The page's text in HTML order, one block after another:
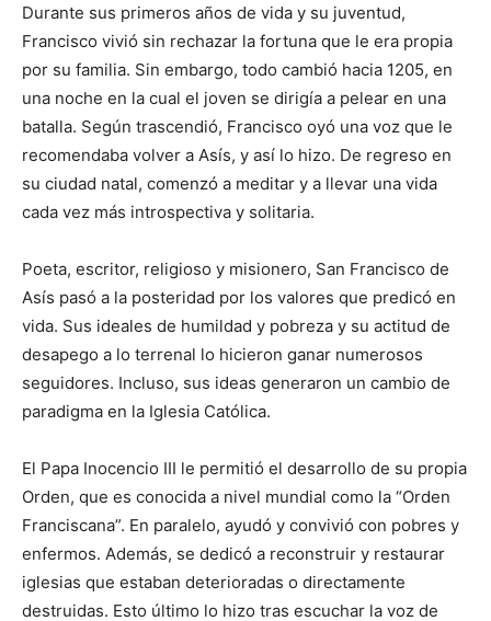
Durante sus primeros años de vida y su juventud,
Francisco vivió sin rechazar la fortuna que le era propia
por su familia. Sin embargo, todo cambió hacia 1205, en
una noche en la cual el joven se dirigía a pelear en una
batalla. Según trascendió, Francisco oyó una voz que le
recomendaba volver a Asís, y así lo hizo. De regreso en
su ciudad natal, comenzó a meditar y a llevar una vida
cada vez más introspectiva y solitaria.
Poeta, escritor, religioso y misionero, San Francisco de
Asís pasó a la posteridad por los valores que predicó en
vida. Sus ideales de humildad y pobreza y su actitud de
desapego a lo terrenal lo hicieron ganar numerosos
seguidores. Incluso, sus ideas generaron un cambio de
paradigma en la Iglesia Católica.
El Papa Inocencio III le permitió el desarrollo de su propia
Orden, que es conocida a nivel mundial como la “Orden
Franciscana”. En paralelo, ayudó y convivió con pobres y
enfermos. Además, se dedicó a reconstruir y restaurar
iglesias que estaban deterioradas o directamente
destruidas. Esto último lo hizo tras escuchar la voz de